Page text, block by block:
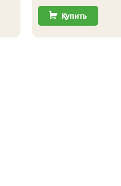
Купить